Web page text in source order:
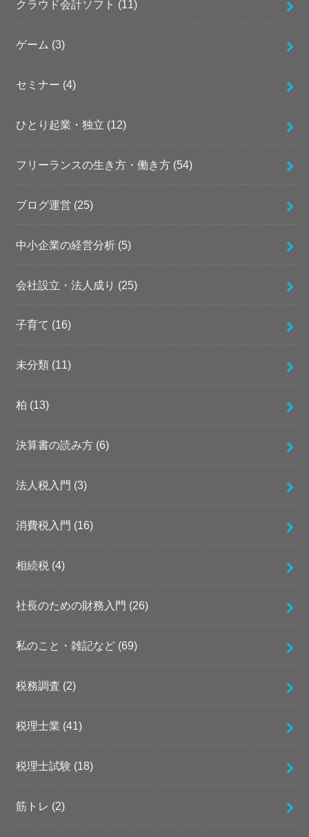
クラウド会計ソフト (11)
ゲーム (3)
セミナー (4)
ひとり起業・独立 (12)
フリーランスの生き方・働き方 (54)
ブログ運営 (25)
中小企業の経営分析 (5)
会社設立・法人成り (25)
子育て (16)
未分類 (11)
柏 (13)
決算書の読み方 (6)
法人税入門 (3)
消費税入門 (16)
相続税 (4)
社長のための財務入門 (26)
私のこと・雑記など (69)
税務調査 (2)
税理士業 (41)
税理士試験 (18)
筋トレ (2)